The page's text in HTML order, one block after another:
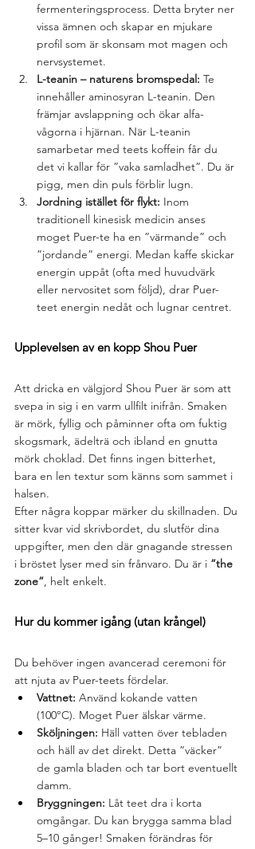
fermenteringsprocess. Detta bryter ner
vissa ämnen och skapar en mjukare
profil som är skonsam mot magen och
nervsystemet.
L-teanin – naturens bromspedal: Te
innehåller aminosyran L-teanin. Den
främjar avslappning och ökar alfa-
vågorna i hjärnan. När L-teanin
samarbetar med teets koffein får du
det vi kallar för ”vaka samladhet”. Du är
pigg, men din puls förblir lugn.
Jordning istället för flykt: Inom
traditionell kinesisk medicin anses
moget Puer-te ha en ”värmande” och
”jordande” energi. Medan kaffe skickar
energin uppåt (ofta med huvudvärk
eller nervositet som följd), drar Puer-
teet energin nedåt och lugnar centret.
Upplevelsen av en kopp Shou Puer
Att dricka en välgjord Shou Puer är som att
svepa in sig i en varm ullfilt inifrån. Smaken
är mörk, fyllig och påminner ofta om fuktig
skogsmark, ädelträ och ibland en gnutta
mörk choklad. Det finns ingen bitterhet,
bara en len textur som känns som sammet i
halsen.
Efter några koppar märker du skillnaden. Du
sitter kvar vid skrivbordet, du slutför dina
uppgifter, men den där gnagande stressen
i bröstet lyser med sin frånvaro. Du är i ”the
zone”, helt enkelt.
Hur du kommer igång (utan krångel)
Du behöver ingen avancerad ceremoni för
att njuta av Puer-teets fördelar.
Vattnet: Använd kokande vatten
(100°C). Moget Puer älskar värme.
Sköljningen: Häll vatten över tebladen
och häll av det direkt. Detta ”väcker”
de gamla bladen och tar bort eventuellt
damm.
Bryggningen: Låt teet dra i korta
omgångar. Du kan brygga samma blad
5–10 gånger! Smaken förändras för